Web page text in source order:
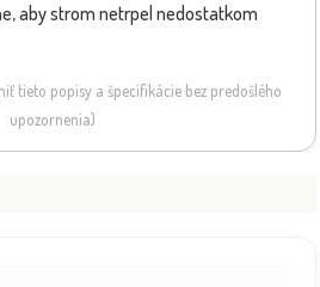
aby strom netrpel nedostatkom
tieto popisy a špecifikácie bez predošlého
upozornenia)